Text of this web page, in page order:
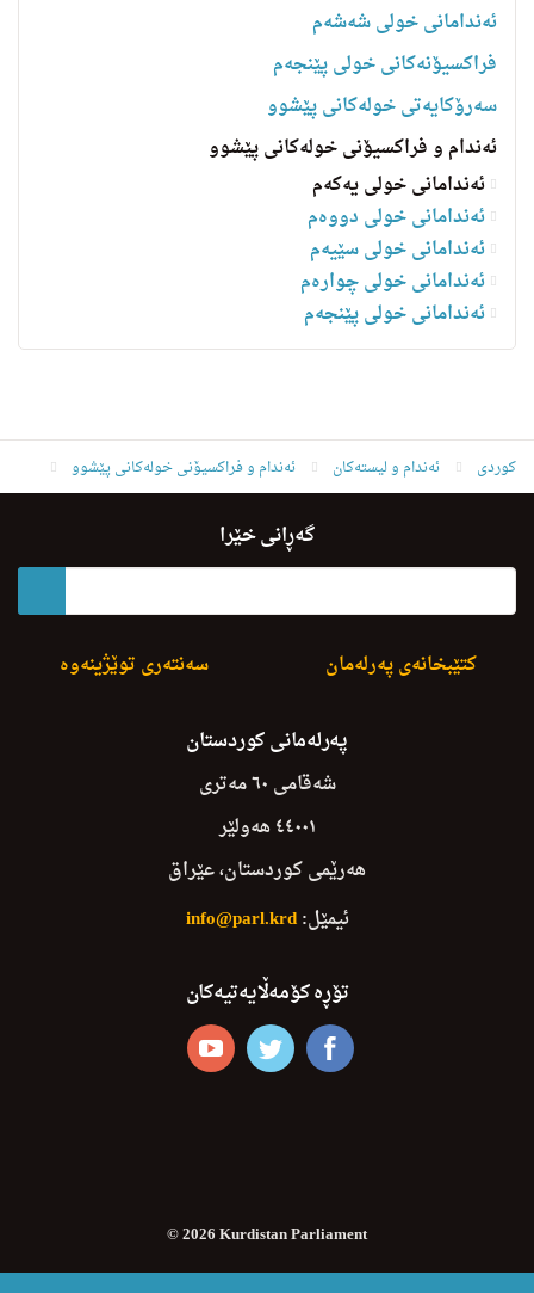
ئەندامانی خولی شەشەم
فراکسیۆنەکانی خولی پێنجەم
سه‌رۆكایه‌تی خولەکانی پێشوو
ئەندام و فراکسیۆنی خولەکانی پێشوو
ئەندامانی خولی یەکەم
ئەندامانی خولی دووەم
ئەندامانی خولی سێیەم
ئەندامانی خولی چوارەم
ئه‌ندامانی خولی پێنجەم
کوردی ئه‌ندام و لیسته‌كان ئەندام و فراکسیۆنی خولەکانی پێشوو
ئەحمەد سالار عەبدولواحید ئەحمەد
گەڕانی خێرا
سەنتەری توێژینەوە کتێبخانەی پەرلەمان
پەرلەمانی کوردستان
شەقامی ٦٠ مەتری
٤٤٠٠١ هەولێر
هەرێمی کوردستان، عێراق
ئیمێل:info@parl.krd
تۆڕە کۆمەڵایەتیەکان
© 2026 Kurdistan Parliament